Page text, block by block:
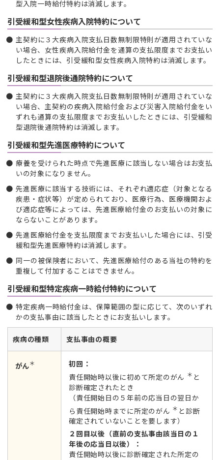
型入院一時給付特約は消滅します。
引受緩和型女性疾病入院特約について
主契約に３大疾病入院支払日数無制限特則が適用されていな
い場合、女性疾病入院給付金を通算の支払限度までお支払い
したときには、引受緩和型女性疾病入院特約は消滅します。
引受緩和型退院後通院特約について
主契約に３大疾病入院支払日数無制限特則が適用されていな
い場合、主契約の疾病入院給付金および災害入院給付金をい
ずれも通算の支払限度までお支払いしたときには、引受緩和
型退院後通院特約は消滅します。
引受緩和型先進医療特約について
療養を受けられた時点で先進医療に該当しない場合はお支払
いの対象になりません。
先進医療に該当する技術には、それぞれ適応症（対象となる
疾患・症状等）が定められており、医療行為、医療機関およ
び適応症等によっては、先進医療給付金のお支払いの対象に
ならないことがあります。
先進医療給付金を支払限度までお支払いした場合には、引受
緩和型先進医療特約は消滅します。
同一の被保険者において、先進医療給付のある当社の特約を
重複して付加することはできません。
引受緩和型特定疾病一時給付特約について
特定疾病一時給付金は、保障範囲の型に応じて、次のいずれ
かの支払事由に該当したときにお支払いします。
疾病の種類 支払事由の概要
がん＊
初回：
責任開始時以後に初めて所定のがん ＊ と
診断確定されたとき
（責任開始日の５年前の応当日の翌日か
ら責任開始時までに所定のがん ＊ と診断
確定されていないことを要します）
２回目以後（直前の支払事由該当日の１
年後の応当日以後）：
責任開始時以後に診断確定された所定の